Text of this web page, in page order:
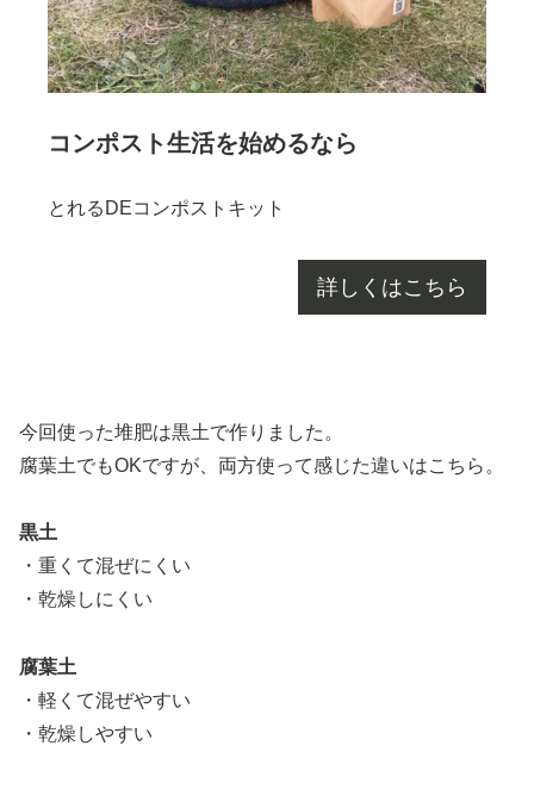
コンポスト生活を始めるなら
とれるDEコンポストキット
詳しくはこちら
今回使った堆肥は黒土で作りました。
腐葉土でもOKですが、両方使って感じた違いはこちら。
黒土
・重くて混ぜにくい
・乾燥しにくい
腐葉土
・軽くて混ぜやすい
・乾燥しやすい